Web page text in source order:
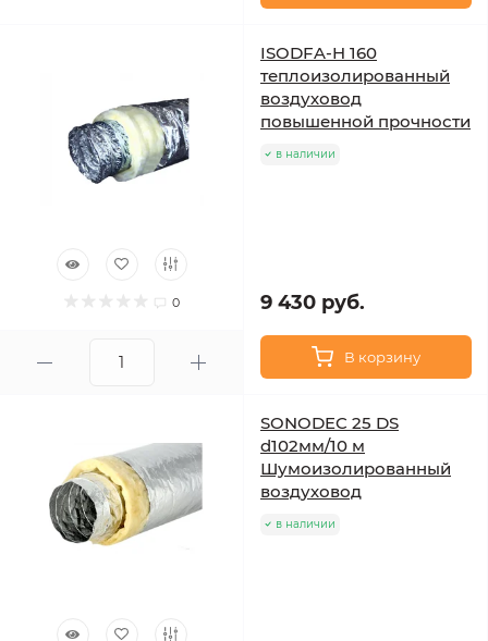
0
ISODFA-H 160
теплоизолированный
воздуховод
повышенной прочности
в наличии
9 430 руб.
В корзину
SONODEC 25 DS
d102мм/10 м
Шумоизолированный
воздуховод
в наличии